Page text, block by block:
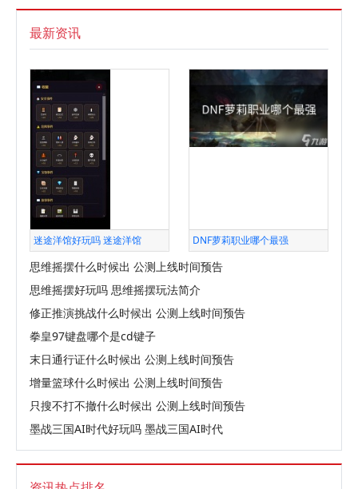
最新资讯
迷途洋馆好玩吗 迷途洋馆 DNF萝莉职业哪个最强
思维摇摆什么时候出 公测上线时间预告
思维摇摆好玩吗 思维摇摆玩法简介
修正推演挑战什么时候出 公测上线时间预告
拳皇97键盘哪个是cd键子
末日通行证什么时候出 公测上线时间预告
增量篮球什么时候出 公测上线时间预告
只搜不打不撤什么时候出 公测上线时间预告
墨战三国AI时代好玩吗 墨战三国AI时代